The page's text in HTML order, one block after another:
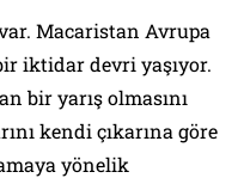
Macaristan Avrupa
iktidar devri yaşıyor.
bir yarış olmasını
kendi çıkarına göre
yönelik